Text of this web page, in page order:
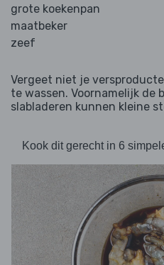
grote koekenpan
maatbeker
zeef
Vergeet niet je
te wassen. Voornamelijk de
slabladeren kunnen kleine
Kook dit gerecht in 6